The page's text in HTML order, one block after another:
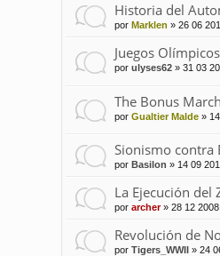
Historia del
por Marklen » 26 06
Juegos
por ulyses62» 31 03
The Bonus March
por Gualtier Malde»
Sionismo contra
por Basilon » 14 09
La Ejecución del
por archer» 28 12 2008
Revolución de
por Tigers_WWII» 24